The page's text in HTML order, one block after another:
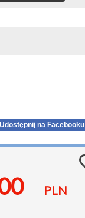
Udostępnij na Facebooku
PLN